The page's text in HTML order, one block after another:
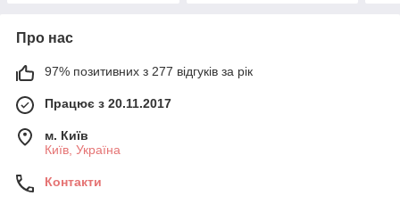
Про нас
97% позитивних з 277 відгуків за рік
Працює з 20.11.2017
м. Київ
Київ, Україна
Контакти